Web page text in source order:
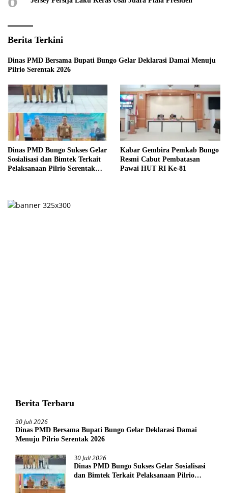
Berita Terkini
Dinas PMD Bersama Bupati Bungo Gelar Deklarasi Damai Menuju
Pilrio Serentak 2026
Dinas PMD Bungo Sukses Gelar
Sosialisasi dan Bimtek Terkait
Pelaksanaan Pilrio Serentak
Kabar Gembira Pemkab Bungo
Resmi Cabut Pembatasan
Pawai HUT RI Ke-81
Berita Terbaru
30 Juli 2026
Dinas PMD Bersama Bupati Bungo Gelar Deklarasi Damai
Menuju Pilrio Serentak 2026
30 Juli 2026
Dinas PMD Bungo Sukses Gelar Sosialisasi
dan Bimtek Terkait Pelaksanaan Pilrio